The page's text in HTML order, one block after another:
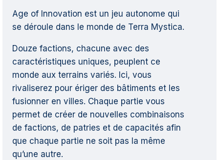
Age of Innovation est un jeu autonome qui
se déroule dans le monde de Terra Mystica.
Douze factions, chacune avec des
caractéristiques uniques, peuplent ce
monde aux terrains variés. Ici, vous
rivaliserez pour ériger des bâtiments et les
fusionner en villes. Chaque partie vous
permet de créer de nouvelles combinaisons
de factions, de patries et de capacités afin
que chaque partie ne soit pas la même
qu’une autre.